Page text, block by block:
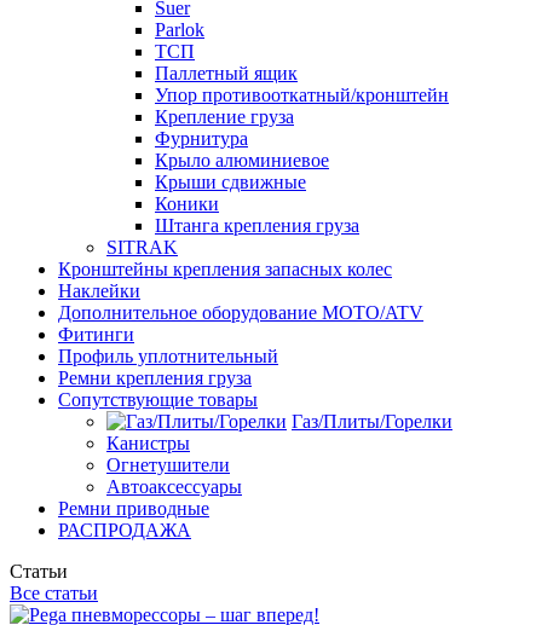
Suer
Parlok
ТСП
Паллетный ящик
Упор противооткатный/кронштейн
Крепление груза
Фурнитура
Крыло алюминиевое
Крыши сдвижные
Коники
Штанга крепления груза
SITRAK
Кронштейны крепления запасных колес
Наклейки
Дополнительное оборудование MOTO/ATV
Фитинги
Профиль уплотнительный
Ремни крепления груза
Сопутствующие товары
Газ/Плиты/Горелки
Канистры
Огнетушители
Автоаксессуары
Ремни приводные
РАСПРОДАЖА
Статьи
Все статьи